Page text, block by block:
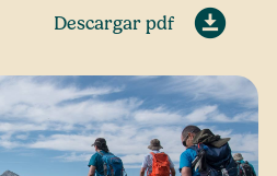
Descargar pdf